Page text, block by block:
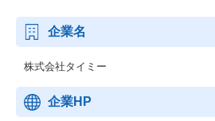
企業名
株式会社タイミー
企業HP